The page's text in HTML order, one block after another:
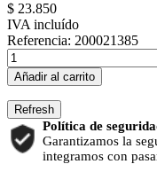
$ 23.850
IVA incluído
Referencia: 200021385
Añadir al carrito
Política de
Garantizamos la
integramos con